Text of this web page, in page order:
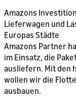
Amazons
Lieferwagen und
Europas Städte
Amazons Partner
im Einsatz, die
ausliefern. Mit den
wollen wir die
ausbauen.